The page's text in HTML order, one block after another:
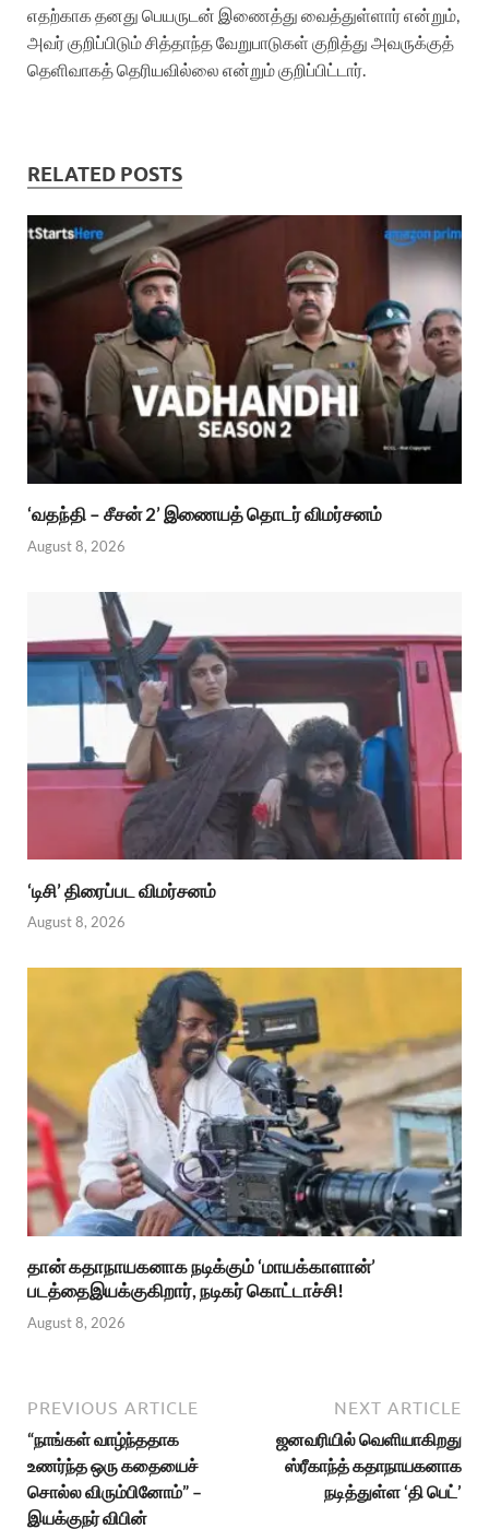
எதற்காக தனது பெயருடன் இணைத்து வைத்துள்ளார் என்றும்,
அவர் குறிப்பிடும் சித்தாந்த வேறுபாடுகள் குறித்து அவருக்குத்
தெளிவாகத் தெரியவில்லை என்றும் குறிப்பிட்டார்.
RELATED POSTS
‘வதந்தி – சீசன் 2’ இணையத் தொடர் விமர்சனம்
August 8, 2026
‘டிசி’ திரைப்பட விமர்சனம்
August 8, 2026
தான் கதாநாயகனாக நடிக்கும் ‘மாயக்காளான்’
படத்தைஇயக்குகிறார், நடிகர் கொட்டாச்சி!
August 8, 2026
PREVIOUS ARTICLE
“நாங்கள் வாழ்ந்ததாக
உணர்ந்த ஒரு கதையைச்
சொல்ல விரும்பினோம்” –
இயக்குநர் விபின்
NEXT ARTICLE
ஜனவரியில் வெளியாகிறது
ஸ்ரீகாந்த் கதாநாயகனாக
நடித்துள்ள ‘தி பெட்’